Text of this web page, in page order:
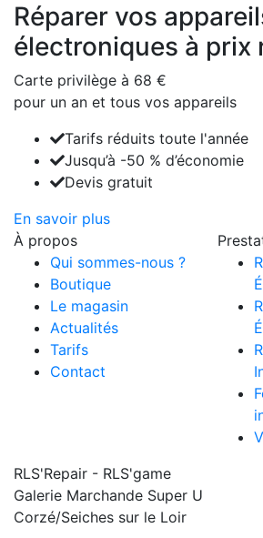
Réparer vos
électroniques à prix
Carte privilège à 68 €
pour un an et tous vos appareils
Tarifs réduits toute l'année
Jusqu’à -50 % d’économie
Devis gratuit
En savoir plus
À propos
Qui sommes-nous ?
Boutique
Le magasin
Actualités
Tarifs
Contact
RLS'Repair - RLS'game
Galerie Marchande Super U
Corzé/Seiches sur le Loir